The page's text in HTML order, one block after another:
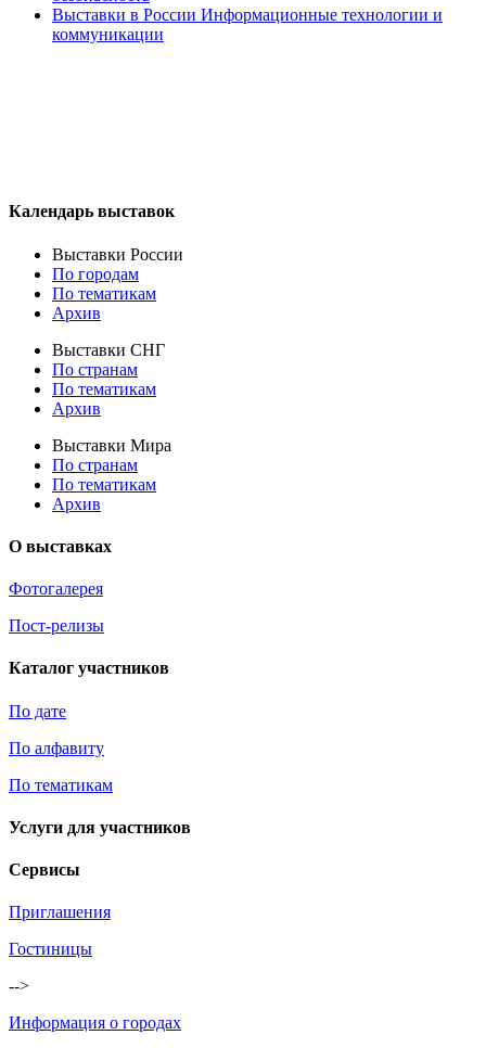
Выставки в России Информационные технологии и
коммуникации
Календарь выставок
Выставки России
По городам
По тематикам
Архив
Выставки СНГ
По странам
По тематикам
Архив
Выставки Мира
По странам
По тематикам
Архив
О выставках
Фотогалерея
Пост-релизы
Каталог участников
По дате
По алфавиту
По тематикам
Услуги для участников
Сервисы
Приглашения
Гостиницы
-->
Информация о городах